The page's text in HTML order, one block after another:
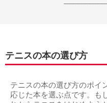
テニスの本の選び方
テニスの本の選び方のポイ
応じた本を選ぶ点です。も